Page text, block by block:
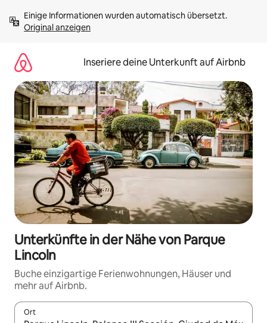
Inhalten
springenOriginal anzeigen
Inseriere deine Unterkunft auf Airbnb
Unterkünfte in der Nähe von Parque
Lincoln
Buche einzigartige Ferienwohnungen, Häuser und
mehr auf Airbnb.
Ort